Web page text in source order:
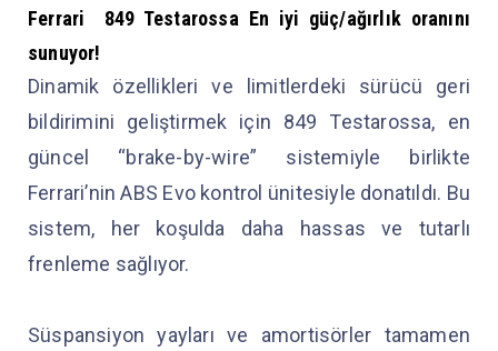
Ferrari 849 Testarossa En iyi güç/ağırlık oranını
sunuyor!
Dinamik özellikleri ve limitlerdeki sürücü geri
bildirimini geliştirmek için 849 Testarossa, en
güncel “brake-by-wire” sistemiyle birlikte
Ferrari’nin ABS Evo kontrol ünitesiyle donatıldı. Bu
sistem, her koşulda daha hassas ve tutarlı
frenleme sağlıyor.
Süspansiyon yayları ve amortisörler tamamen